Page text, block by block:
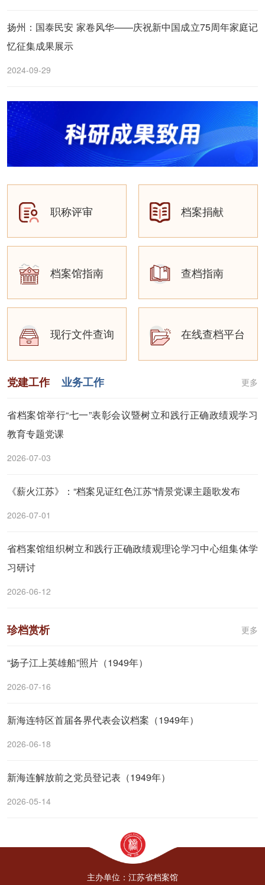
扬州：国泰民安 家卷风华——庆祝新中国成立75周年家庭记
忆征集成果展示
2024-09-29
职称评审 档案捐献
档案馆指南 查档指南
现行文件查询 在线查档平台
党建工作 业务工作 更多
省档案馆举行“七一”表彰会议暨树立和践行正确政绩观学习
教育专题党课
2026-07-03
《薪火江苏》：“档案见证红色江苏”情景党课主题歌发布
2026-07-01
省档案馆组织树立和践行正确政绩观理论学习中心组集体学
习研讨
2026-06-12
珍档赏析 更多
“扬子江上英雄船”照片（1949年）
2026-07-16
新海连特区首届各界代表会议档案（1949年）
2026-06-18
新海连解放前之党员登记表（1949年）
2026-05-14
主办单位：江苏省档案馆